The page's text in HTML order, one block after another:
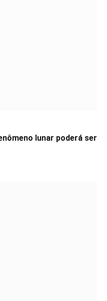
lunar poderá ser